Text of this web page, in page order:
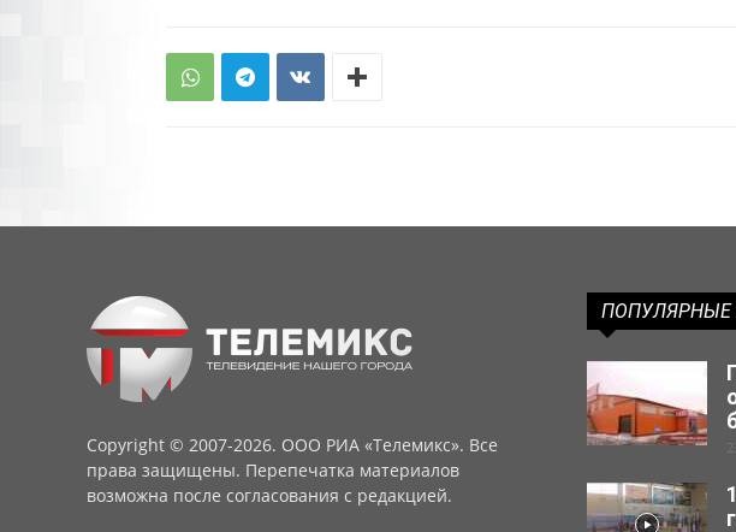
Copyright © 2007-2026. ООО РИА «Телемикс». Все
права защищены. Перепечатка материалов
возможна после согласования с редакцией.
ПОПУЛЯРНЫЕ